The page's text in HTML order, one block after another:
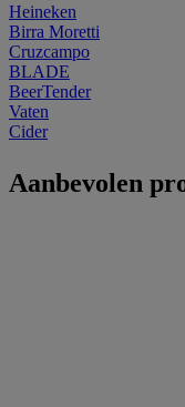
Heineken
Birra Moretti
Cruzcampo
BLADE
BeerTender
Vaten
Cider
Aanbevolen